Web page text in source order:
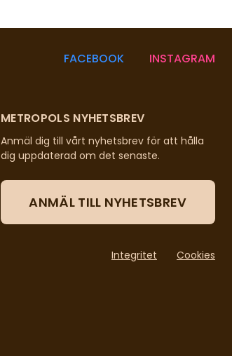
FACEBOOK INSTAGRAM
METROPOLS NYHETSBREV
Anmäl dig till vårt nyhetsbrev för att hålla
dig uppdaterad om det senaste.
ANMÄL TILL NYHETSBREV
Integritet Cookies